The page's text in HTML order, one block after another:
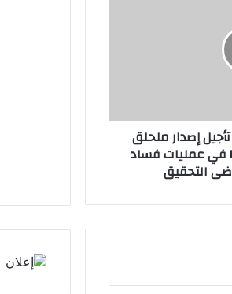
إصدار ملحلق
حول ضلوع شركة Bis-TP في عمليات فساد
التحقيق